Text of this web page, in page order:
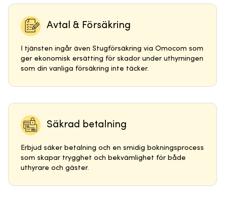
Avtal & Försäkring
I tjänsten ingår även Stugförsäkring via Omocom som
ger ekonomisk ersätting för skador under uthyrningen
som din vanliga försäkring inte täcker.
Säkrad betalning
Erbjud säker betalning och en smidig bokningsprocess
som skapar trygghet och bekvämlighet för både
uthyrare och gäster.